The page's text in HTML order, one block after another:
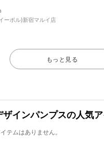
ーボル)新宿マルイ店
もっと見る
ザインパンプスの人気
テムはありません。